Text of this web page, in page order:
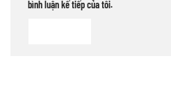
bình luận kế tiếp của tôi.